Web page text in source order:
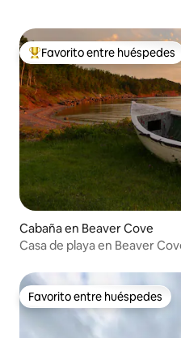
De los mejores en Favorito
Favorito entre huéspedes
Cabaña en Beaver Cove
Casa de playa en Beaver
Favorito entre huéspedes
Favorito entre huéspedes